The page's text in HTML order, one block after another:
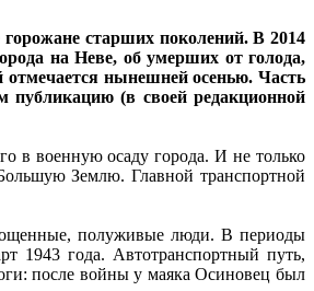
старших поколений. В 2014
на Неве, об умерших от голода,
отмечается нынешней осенью. Часть
(в своей редакционной
в военную осаду города. И не только
Землю. Главной транспортной
полуживые люди. В периоды
1943 года. Автотранспортный путь,
после войны у маяка Осиновец был